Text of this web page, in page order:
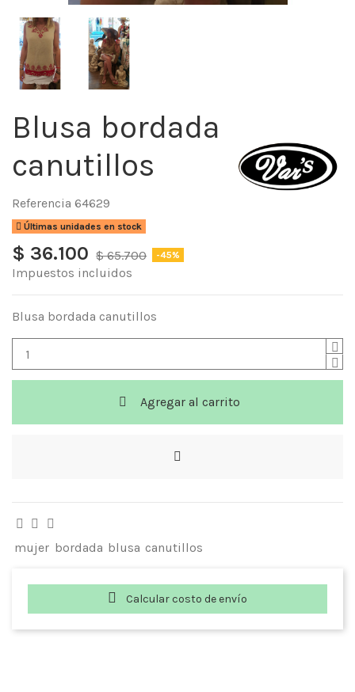
Blusa bordada
canutillos
Referencia 64629
Últimas unidades en stock
$ 36.100 $ 65.700 -45%
Impuestos incluidos
Blusa bordada canutillos
Agregar al carrito
mujer bordada blusa canutillos
Calcular costo de envío